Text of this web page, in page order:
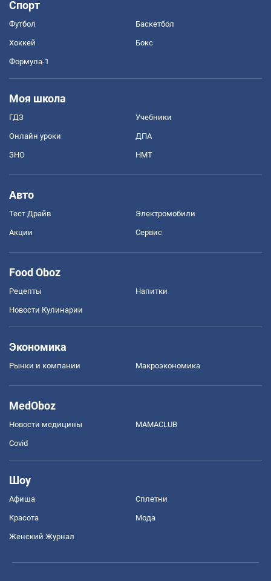
Спорт
Футбол Баскетбол
Хоккей Бокс
Формула-1
Моя школа
ГДЗ Учебники
Онлайн уроки ДПА
ЗНО НМТ
Авто
Тест Драйв Электромобили
Акции Сервис
Food Oboz
Рецепты Напитки
Новости Кулинарии
Экономика
Рынки и компании Mакроэкономика
MedOboz
Новости медицины MAMACLUB
Covid
Шоу
Афиша Сплетни
Красота Мода
Женский Журнал